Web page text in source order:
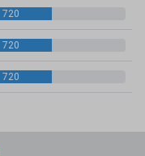
720
720
720